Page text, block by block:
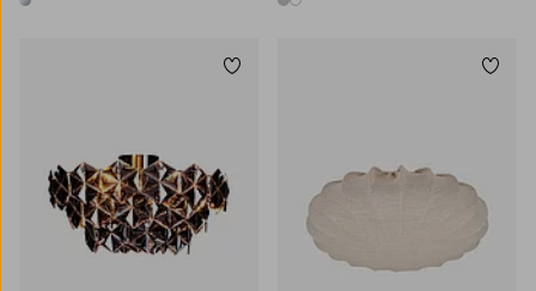
1 farge 2 farger
Legg til favoritter